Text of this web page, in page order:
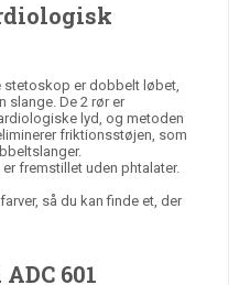
stetoskop er dobbelt løbet,
slange. De 2 rør er
lyd, og metoden
friktionsstøjen, som
fremstillet uden phtalater.
så du kan finde et, der
601